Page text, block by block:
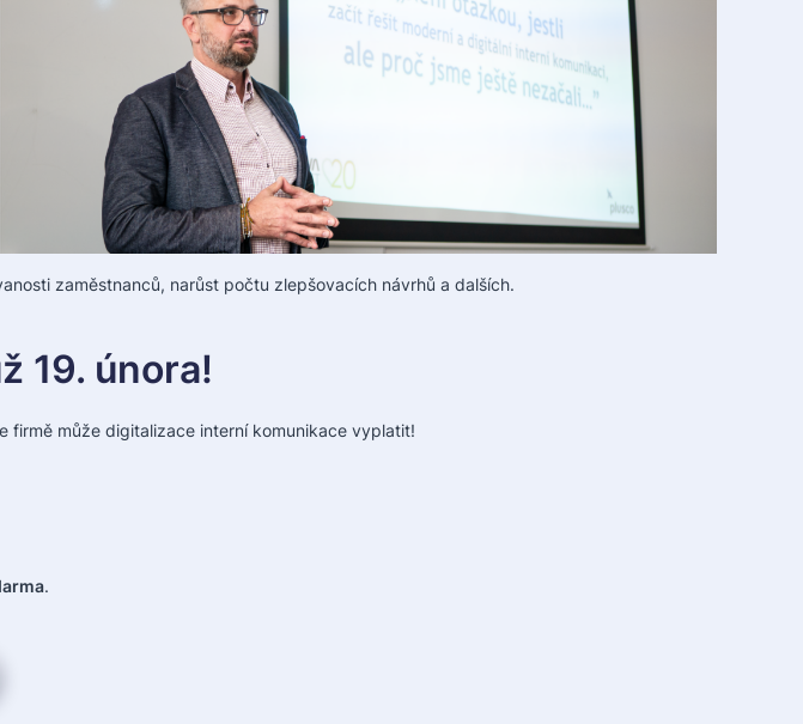
zaměstnanců, narůst počtu zlepšovacích návrhů a dalších.
19. února!
firmě může digitalizace interní komunikace vyplatit!
.